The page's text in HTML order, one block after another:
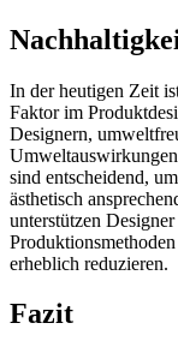
In der heutigen Zeit
Faktor im
Designern,
sind entscheidend,
ästhetisch
unterstützen
erheblich reduzieren.
Fazit